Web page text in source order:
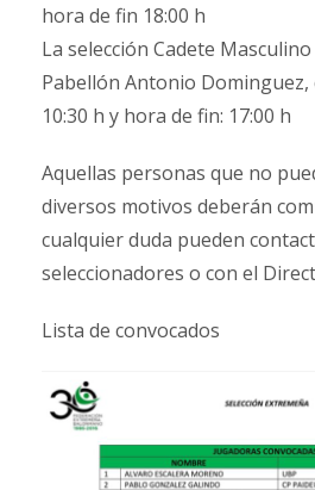
hora de fin 18:00 h
La selección Cadete
Pabellón Antonio Dominguez,
10:30 h y hora de fin: 17:00 h
Aquellas personas que no
diversos motivos deberán
cualquier duda pueden
seleccionadores o con el
Lista de convocados